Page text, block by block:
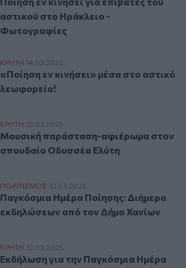
αστικού στο Ηράκλειο -
Φωτογραφίες
«Ποίηση εν κινήσει» μέσα στο αστικό
ΚΡΗΤΗ 14.03.2025
«Ποίηση εν κινήσει» μέσα στο αστικό
λεωφορείο!
Μουσική παράσταση-αφιέρωμα στον
ΚΡΗΤΗ 12.03.2025
Μουσική παράσταση-αφιέρωμα στον
σπουδαίο Οδυσσέα Ελύτη
Παγκόσμια Ημέρα Ποίησης: Διήμερο
ΠΟΛΙΤΙΣΜΟΣ 12.03.2025
Παγκόσμια Ημέρα Ποίησης: Διήμερο
εκδηλώσεων από τον Δήμο Χανίων
Εκδήλωση για την Παγκόσμια Ημέρα
ΚΡΗΤΗ 12.03.2025
Εκδήλωση για την Παγκόσμια Ημέρα